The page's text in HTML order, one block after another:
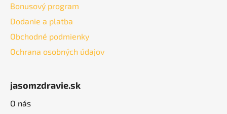
Bonusový program
Dodanie a platba
Obchodné podmienky
Ochrana osobných údajov
jasomzdravie.sk
O nás